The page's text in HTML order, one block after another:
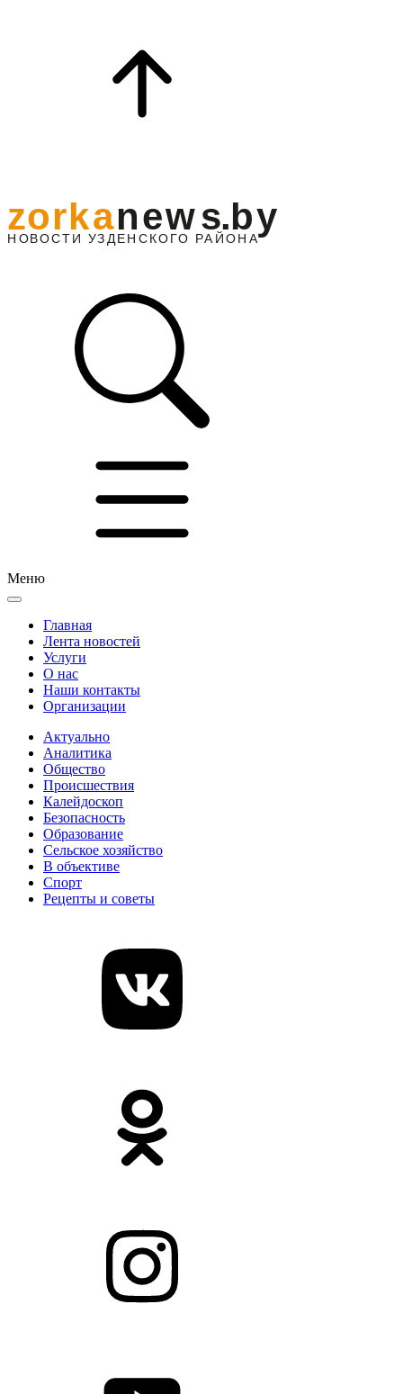
Меню
Главная
Лента новостей
Услуги
О нас
Наши контакты
Организации
Актуально
Аналитика
Общество
Происшествия
Калейдоскоп
Безопасность
Образование
Сельское хозяйство
В объективе
Спорт
Рецепты и советы